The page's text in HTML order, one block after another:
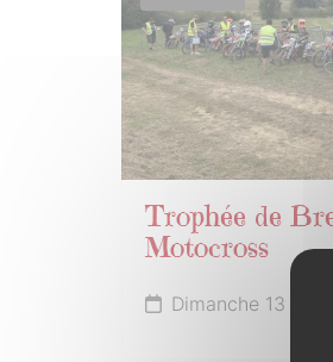
Trophée de
Motocross
Dimanche 13